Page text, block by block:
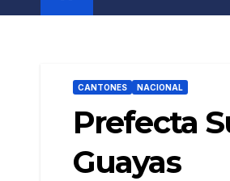
CANTONES NACIONAL
Prefecta
Guayas